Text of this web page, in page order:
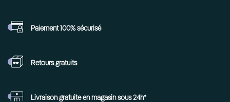
Paiement 100%sécurisé
Retoursgratuits
Livraison gratuite en magasin sous 24h*